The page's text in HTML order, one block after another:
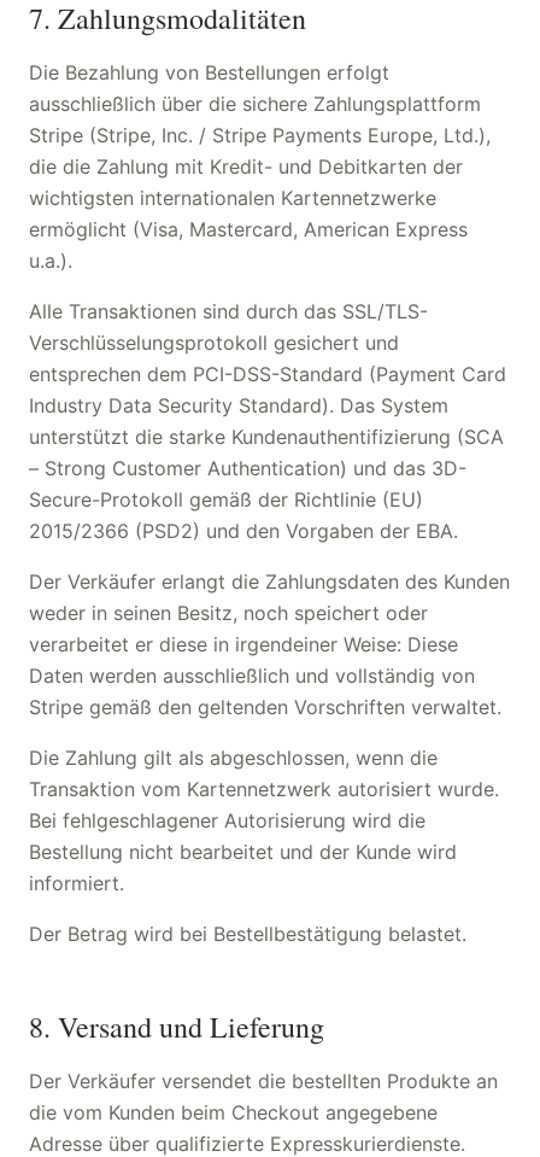
7. Zahlungsmodalitäten
Die Bezahlung von Bestellungen erfolgt
ausschließlich über die sichere Zahlungsplattform
Stripe (Stripe, Inc. / Stripe Payments Europe, Ltd.),
die die Zahlung mit Kredit- und Debitkarten der
wichtigsten internationalen Kartennetzwerke
ermöglicht (Visa, Mastercard, American Express
u.a.).
Alle Transaktionen sind durch das SSL/TLS-
Verschlüsselungsprotokoll gesichert und
entsprechen dem PCI-DSS-Standard (Payment Card
Industry Data Security Standard). Das System
unterstützt die starke Kundenauthentifizierung (SCA
– Strong Customer Authentication) und das 3D-
Secure-Protokoll gemäß der Richtlinie (EU)
2015/2366 (PSD2) und den Vorgaben der EBA.
Der Verkäufer erlangt die Zahlungsdaten des Kunden
weder in seinen Besitz, noch speichert oder
verarbeitet er diese in irgendeiner Weise: Diese
Daten werden ausschließlich und vollständig von
Stripe gemäß den geltenden Vorschriften verwaltet.
Die Zahlung gilt als abgeschlossen, wenn die
Transaktion vom Kartennetzwerk autorisiert wurde.
Bei fehlgeschlagener Autorisierung wird die
Bestellung nicht bearbeitet und der Kunde wird
informiert.
Der Betrag wird bei Bestellbestätigung belastet.
8. Versand und Lieferung
Der Verkäufer versendet die bestellten Produkte an
die vom Kunden beim Checkout angegebene
Adresse über qualifizierte Expresskurierdienste.